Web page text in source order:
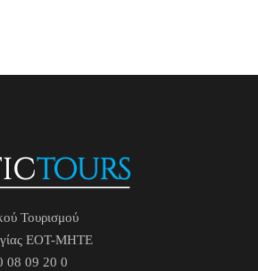
Τουρισμού
ΕΟΤ-ΜΗΤΕ
08 09 20 0